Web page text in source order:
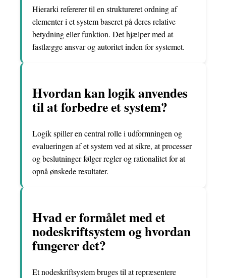
Hierarki refererer til en struktureret ordning af
elementer i et system baseret på deres relative
betydning eller funktion. Det hjælper med at
fastlægge ansvar og autoritet inden for systemet.
Hvordan kan logik anvendes
til at forbedre et system?
Logik spiller en central rolle i udformningen og
evalueringen af et system ved at sikre, at processer
og beslutninger følger regler og rationalitet for at
opnå ønskede resultater.
Hvad er formålet med et
nodeskriftsystem og hvordan
fungerer det?
Et nodeskriftsystem bruges til at repræsentere